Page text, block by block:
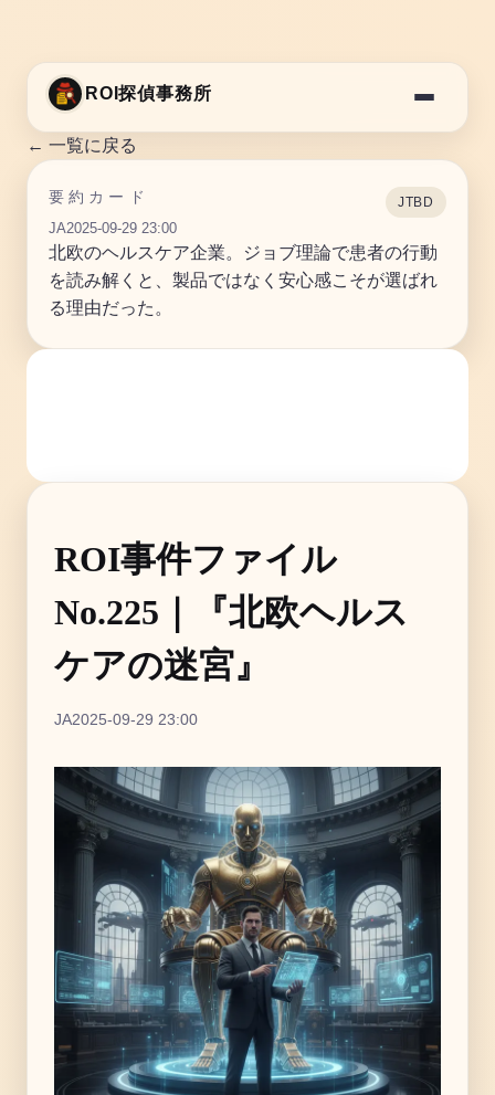
ROI探偵事務所
← 一覧に戻る
要約カード
JA2025-09-29 23:00
JTBD
北欧のヘルスケア企業。ジョブ理論で患者の行動
を読み解くと、製品ではなく安心感こそが選ばれ
る理由だった。
ROI事件ファイル
No.225｜『北欧ヘルス
ケアの迷宮』
JA2025-09-29 23:00